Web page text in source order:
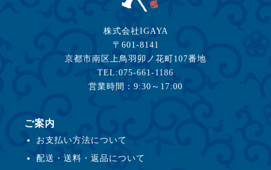
株式会社IGAYA
〒601-8141
京都市南区上鳥羽卯ノ花町107番地
TEL:075-661-1186
営業時間：9:30～17:00
ご案内
お支払い方法について
配送・送料・返品について